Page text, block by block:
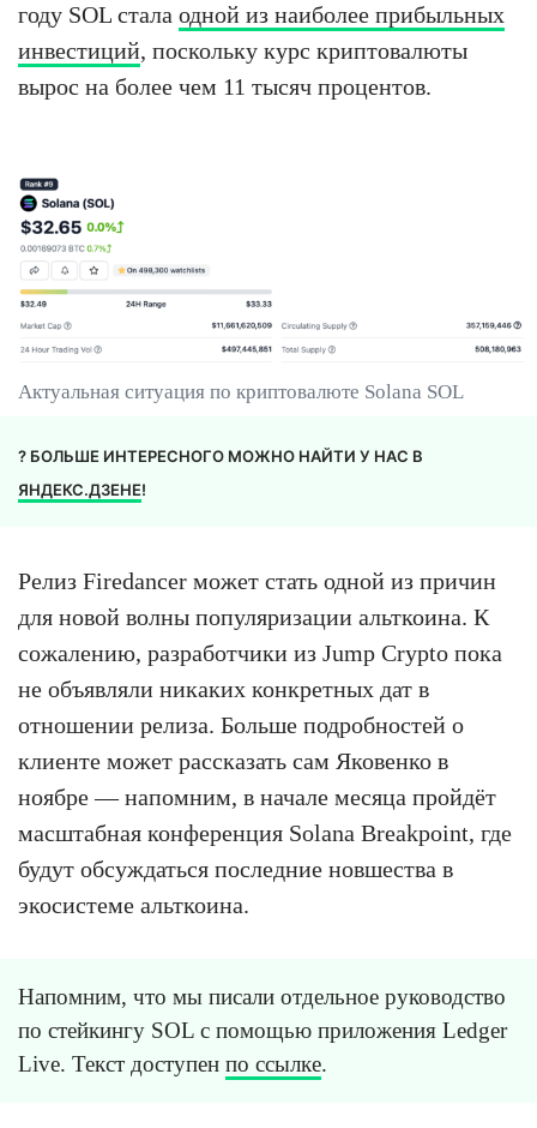
году SOL стала одной из наиболее прибыльных
инвестиций, поскольку курс криптовалюты
вырос на более чем 11 тысяч процентов.
Актуальная ситуация по криптовалюте Solana SOL
? БОЛЬШЕ ИНТЕРЕСНОГО МОЖНО НАЙТИ У НАС В
ЯНДЕКС.ДЗЕНЕ!
Релиз Firedancer может стать одной из причин
для новой волны популяризации альткоина. К
сожалению, разработчики из Jump Crypto пока
не объявляли никаких конкретных дат в
отношении релиза. Больше подробностей о
клиенте может рассказать сам Яковенко в
ноябре — напомним, в начале месяца пройдёт
масштабная конференция Solana Breakpoint, где
будут обсуждаться последние новшества в
экосистеме альткоина.
Напомним, что мы писали отдельное руководство
по стейкингу SOL с помощью приложения Ledger
Live. Текст доступен по ссылке.